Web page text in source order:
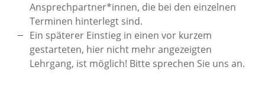
Ansprechpartner*innen, die bei den einzelnen
Terminen hinterlegt sind.
Ein späterer Einstieg in einen vor kurzem
gestarteten, hier nicht mehr angezeigten
Lehrgang, ist möglich! Bitte sprechen Sie uns an.